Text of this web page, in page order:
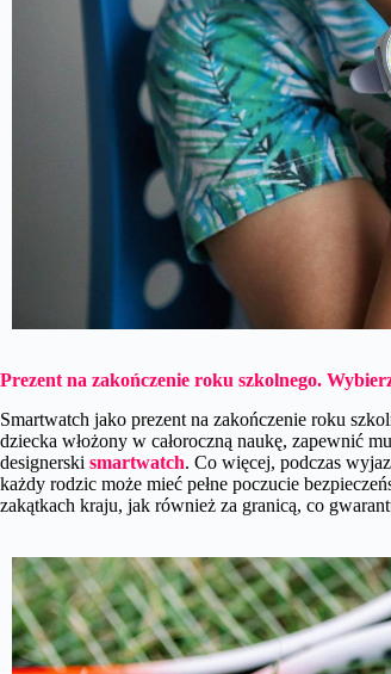
Prezent na zakończenie roku szkolnego.
Smartwatch jako prezent na zakończenie roku
dziecka włożony w całoroczną naukę, zapewnić
designerski smartwatch. Co więcej, podczas
każdy rodzic może mieć pełne poczucie
zakątkach kraju, jak również za granicą, co